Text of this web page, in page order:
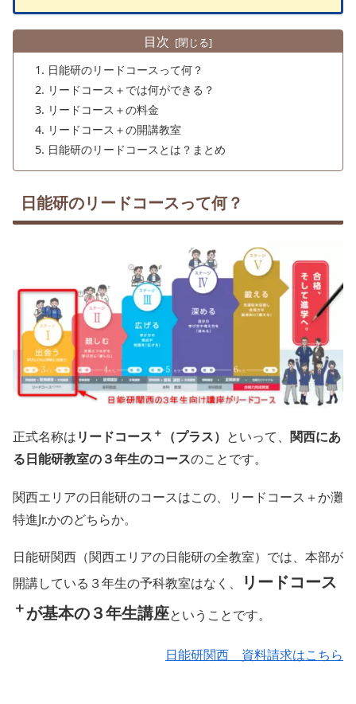
目次
日能研のリードコースって何？
リードコース＋では何ができる？
リードコース＋の料金
リードコース＋の開講教室
日能研のリードコースとは？まとめ
日能研のリードコースって何？
正式名称はリードコース ＋ （プラス） といって、 関西にあ
る日能研教室の３年生のコースのことです。
関西エリアの日能研のコースはこの、リードコース＋か灘
特進Jr.かのどちらか。
日能研関西（関西エリアの日能研の全教室）では、本部が
開講している３年生の予科教室はなく、
リードコース
＋が基本の３年生講座ということです。
日能研関西 資料請求はこちら